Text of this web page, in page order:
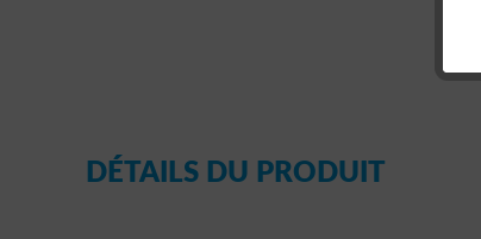
DÉTAILS DU PRODUIT